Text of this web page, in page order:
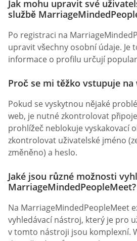
Jak mohu upravit své
službě
Po registraci na
upravit všechny osobní údaje. Je
informace o profilu určují
Proč se mi těžko vstupuje na
Pokud se vyskytnou nějaké
web, je nutné zkontrolovat
prohlížeč neblokuje vyskakovací
zkontrolovat uživatelské jméno
změněno) a heslo.
Jaké jsou různé možnosti
MarriageMindedPeopleMeet?
Na MarriageMindedPeopleMeet
vyhledávací nástroj, který je pro
v tomto nástroji jsou komplexní.